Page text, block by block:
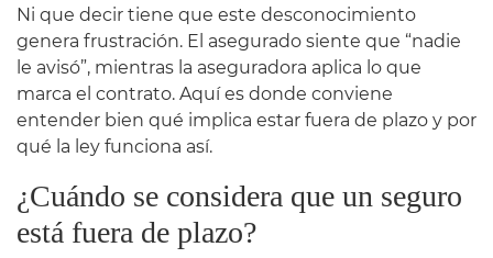
Ni que decir tiene que este desconocimiento
genera frustración. El asegurado siente que “nadie
le avisó”, mientras la aseguradora aplica lo que
marca el contrato. Aquí es donde conviene
entender bien qué implica estar fuera de plazo y por
qué la ley funciona así.
¿Cuándo se considera que un seguro
está fuera de plazo?